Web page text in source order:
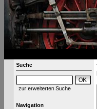
Suche
zur erweiterten Suche
Navigation